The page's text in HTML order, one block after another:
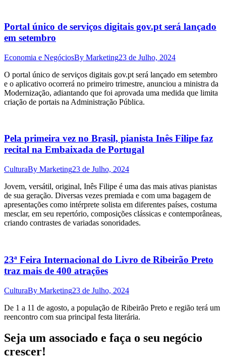
Portal único de serviços digitais gov.pt será lançado
em setembro
Economia e NegóciosBy Marketing23 de Julho, 2024
O portal único de serviços digitais gov.pt será lançado em setembro
e o aplicativo ocorrerá no primeiro trimestre, anunciou a ministra da
Modernização, adiantando que foi aprovada uma medida que limita
criação de portais na Administração Pública.
Pela primeira vez no Brasil, pianista Inês Filipe faz
recital na Embaixada de Portugal
CulturaBy Marketing23 de Julho, 2024
Jovem, versátil, original, Inês Filipe é uma das mais ativas pianistas
de sua geração. Diversas vezes premiada e com uma bagagem de
apresentações como intérprete solista em diferentes países, costuma
mesclar, em seu repertório, composições clássicas e contemporâneas,
criando contrastes de variadas sonoridades.
23ª Feira Internacional do Livro de Ribeirão Preto
traz mais de 400 atrações
CulturaBy Marketing23 de Julho, 2024
De 1 a 11 de agosto, a população de Ribeirão Preto e região terá um
reencontro com sua principal festa literária.
Seja um associado e faça o seu negócio
crescer!